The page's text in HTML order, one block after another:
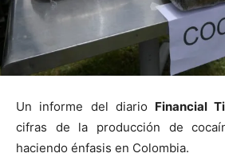
Un informe del diario Financial
cifras de la producción de
haciendo énfasis en Colombia.